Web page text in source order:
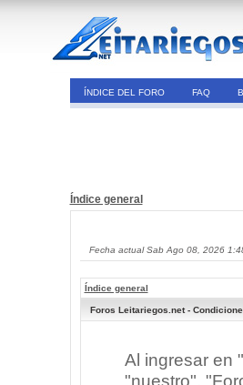
ÍNDICE DEL FORO FAQ
Índice general
Fecha actual Sab Ago 08, 2026
Índice general
Foros Leitariegos.net -
Al ingresar en
"nuestro",